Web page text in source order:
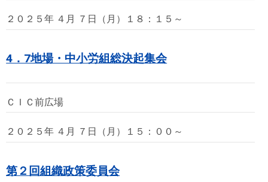
２０２５年 ４月 ７日（月）１８：１５～
4．7地場・中小労組総決起集会
ＣＩＣ前広場
２０２５年 ４月 ７日（月）１５：００～
第２回組織政策委員会